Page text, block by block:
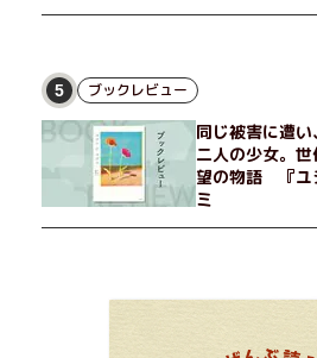
5 ブックレビュー
同じ被害に遭
二人の少女。
望の物語 『ユ
ミ